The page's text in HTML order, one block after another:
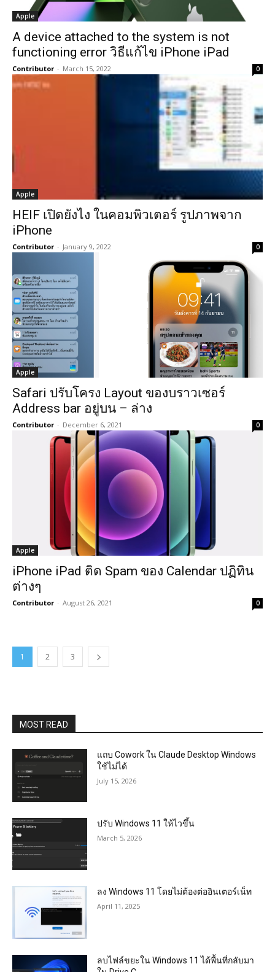
Apple
A device attached to the system is not
functioning error วิธีแก้ไข iPhone iPad
Contributor - March 15, 2022 0
Apple
HEIF เปิดยังไง ในคอมพิวเตอร์ รูปภาพจาก
iPhone
Contributor - January 9, 2022 0
Apple
Safari ปรับโครง Layout ของบราวเซอร์
Address bar อยู่บน – ล่าง
Contributor - December 6, 2021 0
Apple
iPhone iPad ติด Spam ของ Calendar ปฏิทิน
ต่างๆ
Contributor - August 26, 2021 0
1 2 3
MOST READ
แถบ Cowork ใน Claude Desktop Windows
ใช้ไม่ได้
July 15, 2026
ปรับ Windows 11 ให้ไวขึ้น
March 5, 2026
ลง Windows 11 โดยไม่ต้องต่ออินเตอร์เน็ท
April 11, 2025
ลบไฟล์ขยะใน Windows 11 ได้พื้นที่กลับมา